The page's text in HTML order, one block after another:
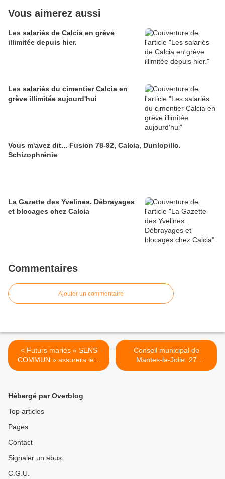
Vous aimerez aussi
Les salariés de Calcia en grève
illimitée depuis hier.
Les salariés du cimentier Calcia en
grève illimitée aujourd'hui
Vous m'avez dit... Fusion 78-92, Calcia, Dunlopillo.
Schizophrénie
La Gazette des Yvelines. Débrayages
et blocages chez Calcia
Commentaires
Ajouter un commentaire
< Futurs mariés « SENS
COMMUN » assurera leur
« formation »
Conseil municipal de
Mantes-la-Jolie. 27
délibérations à l'ordre du
Hébergé par Overblog
Top articles
Pages
Contact
Signaler un abus
C.G.U.